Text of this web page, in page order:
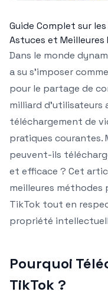
Guide Complet sur
Astuces et Meilleures
Dans le monde
a su s’imposer
pour le partage de
milliard
téléchargement de
pratiques courantes.
peuvent-ils
et efficace ? Cet
meilleures méthodes
TikTok tout en
propriété
Pourquoi
TikTok ?